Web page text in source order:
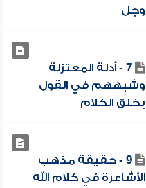
وجل
7 - أدلة المعتزلة
وشبههم في القول
بخلق الكلام
9 - حقيقة مذهب
الأشاعرة في كلام الله